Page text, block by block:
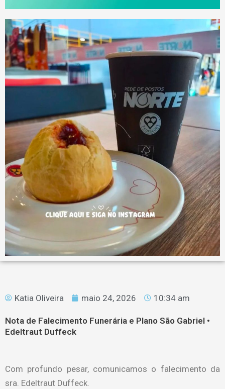
Katia Oliveira maio 24, 2026 10:34 am
Nota de Falecimento Funerária e Plano São Gabriel •
Edeltraut Duffeck
Com profundo pesar, comunicamos o falecimento da
sra. Edeltraut Duffeck.